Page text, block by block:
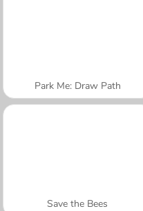
Park Me: Draw Path
Save the Bees